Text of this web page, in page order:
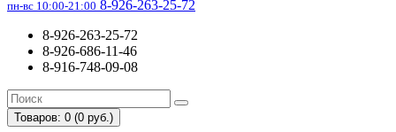
пн-вс 10:00-21:00 8-926-263-25-72
8-926-263-25-72
8-926-686-11-46
8-916-748-09-08
Товаров: 0 (0 руб.)